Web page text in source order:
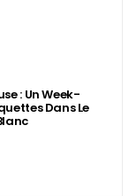
: Un Week-
Dans Le